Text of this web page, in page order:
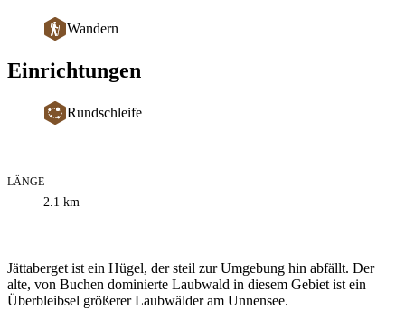
Wandern
Einrichtungen
Rundschleife
Informationen
zum
LÄNGE
2.1 km
Beschreibung
Jättaberget ist ein Hügel, der steil zur Umgebung hin abfällt. Der
alte, von Buchen dominierte Laubwald in diesem Gebiet ist ein
Überbleibsel größerer Laubwälder am Unnensee.